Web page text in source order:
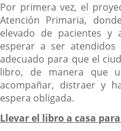
Por primera vez, el
Atención Primaria,
elevado de pacientes y
esperar a ser
adecuado para que el
libro, de manera que
acompañar, distraer y
espera obligada.
Llevar el libro a casa